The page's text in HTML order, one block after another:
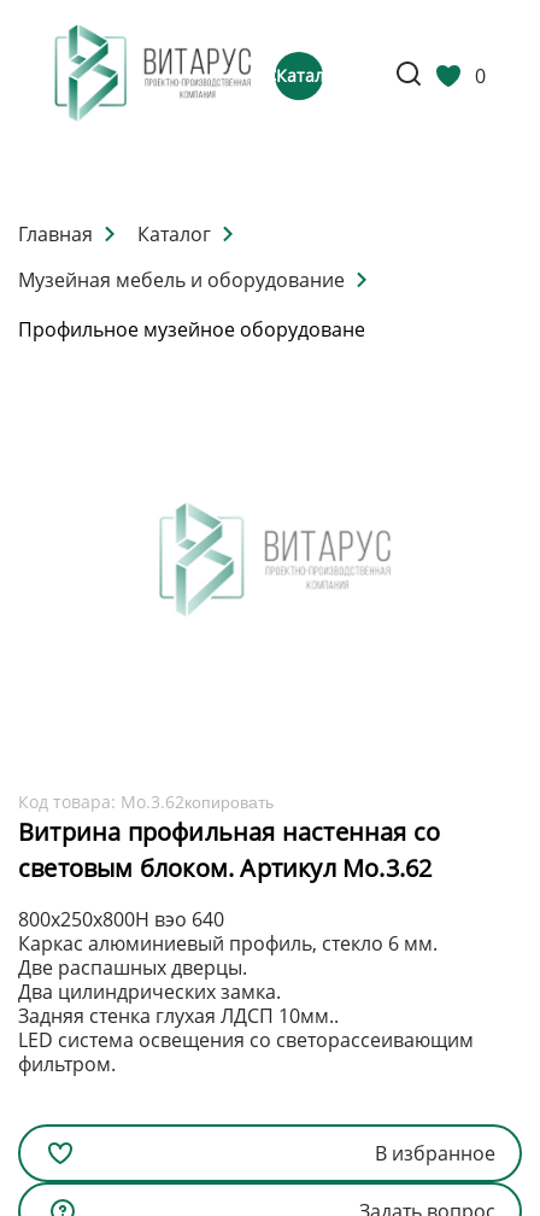
Каталог 0
Главная
Каталог
Музейная мебель и оборудование
Профильное музейное оборудоване
Код товара: Мо.3.62копировать
Витрина профильная настенная со
световым блоком. Артикул Мо.3.62
Каркас алюминиевый профиль, стекло 6 мм.
Две распашных дверцы.
Два цилиндрических замка.
Задняя стенка глухая ЛДСП 10мм..
LED система освещения со светорассеивающим
фильтром.
800x250x800H вэо 640
В избранное